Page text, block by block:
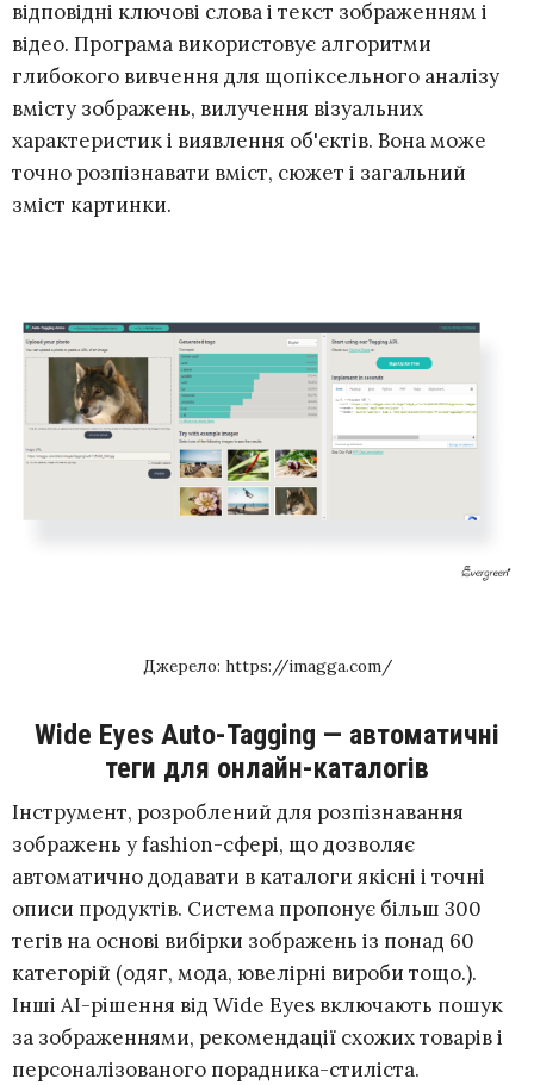
відповідні ключові слова і текст зображенням і
відео. Програма використовує алгоритми
глибокого вивчення для щопіксельного аналізу
вмісту зображень, вилучення візуальних
характеристик і виявлення об'єктів. Вона може
точно розпізнавати вміст, сюжет і загальний
зміст картинки.
Джерело: https://imagga.com/
Wide Eyes Auto-Tagging — автоматичні
теги для онлайн-каталогів
Інструмент, розроблений для розпізнавання
зображень у fashion-сфері, що дозволяє
автоматично додавати в каталоги якісні і точні
описи продуктів. Система пропонує більш 300
тегів на основі вибірки зображень із понад 60
категорій (одяг, мода, ювелірні вироби тощо.).
Інші АІ-рішення від Wide Eyes включають пошук
за зображеннями, рекомендації схожих товарів і
персоналізованого порадника-стиліста.